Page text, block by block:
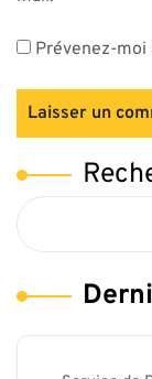
Prévenez-moi